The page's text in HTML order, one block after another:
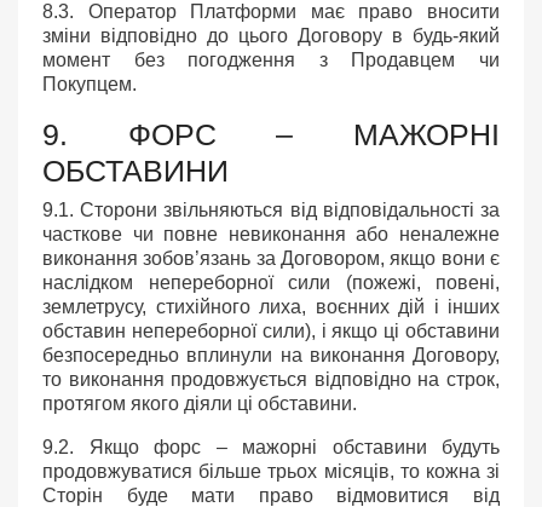
8.3. Оператор Платформи має право вносити
зміни відповідно до цього Договору в будь-який
момент без погодження з Продавцем чи
Покупцем.
9. ФОРС – МАЖОРНІ
ОБСТАВИНИ
9.1. Сторони звільняються від відповідальності за
часткове чи повне невиконання або неналежне
виконання зобов’язань за Договором, якщо вони є
наслідком непереборної сили (пожежі, повені,
землетрусу, стихійного лиха, воєнних дій і інших
обставин непереборної сили), і якщо ці обставини
безпосередньо вплинули на виконання Договору,
то виконання продовжується відповідно на строк,
протягом якого діяли ці обставини.
9.2. Якщо форс – мажорні обставини будуть
продовжуватися більше трьох місяців, то кожна зі
Сторін буде мати право відмовитися від